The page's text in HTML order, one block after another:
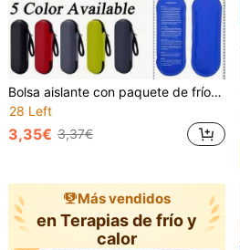
Bolsa aislante con paquete de frío reutilizable, esencial de viaje, herramienta multifuncional para la conservación de alimentos y terapia de frío, adecuada para la temporada de graduación, camping al aire libre, picnic, también adecuada para el almacenamiento de medicamentos para la diabetes, entrenamiento físico y primeros auxilios, regalo del Día del Padre, Día de la Madre, paquete de hielo enviado al azar
28 Left
3,35€ 3,37€
Más vendidos
en Terapias de frío y
calor